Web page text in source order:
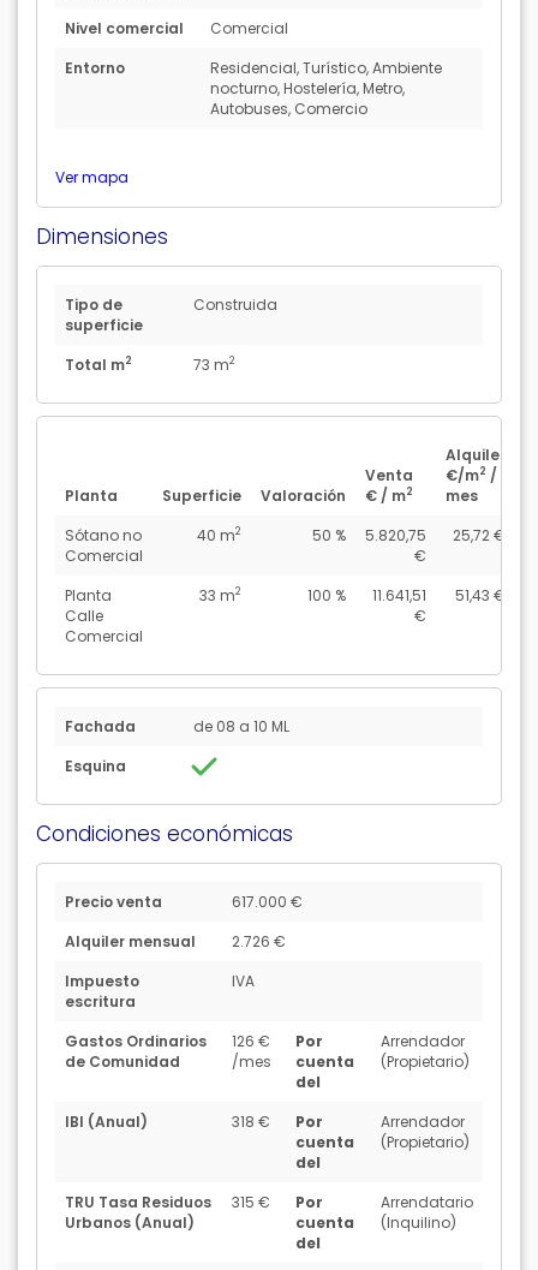
Nivel comercial
Comercial
Entorno
Residencial, Turístico, Ambiente
nocturno, Hostelería, Metro,
Autobuses, Comercio
Ver mapa
Dimensiones
Tipo de
superficie
Construida
Total m2 73 m2
Planta Superficie Valoración
Venta
€ / m2
Alquiler
€/m2 /
mes
Sótano no
Comercial
40 m2 50 %
5.820,75
€
25,72 €
Planta
Calle
Comercial
33 m2 100 %
11.641,51
€
51,43 €
Fachada
de 08 a 10 ML
Esquina
Condiciones económicas
Precio venta
617.000 €
Alquiler mensual
2.726 €
Impuesto
escritura
IVA
Gastos Ordinarios
de Comunidad
126 €
/mes
Por
cuenta
del
Arrendador
(Propietario)
IBI (Anual) 318 €
Por
cuenta
del
Arrendador
(Propietario)
TRU Tasa Residuos
Urbanos (Anual)
315 €
Por
cuenta
del
Arrendatario
(Inquilino)